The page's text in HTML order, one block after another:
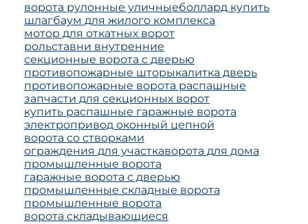
ворота рулонные уличныеболлард купить
шлагбаум для жилого комплекса
мотор для откатных ворот
рольставни внутренние
секционные ворота с дверью
противопожарные шторыкалитка дверь
противопожарные ворота распашные
запчасти для секционных ворот
купить распашные гаражные ворота
электропривод оконный цепной
ворота со створками
ограждения для участкаворота для дома
промышленные ворота
гаражные ворота с дверью
промышленные складные ворота
промышленные ворота
ворота складывающиеся